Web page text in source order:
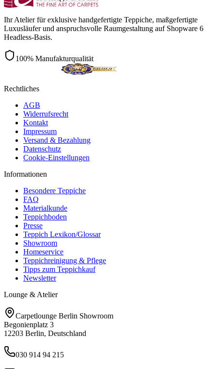
Ihr Atelier für exklusive handgefertigte Teppiche, maßgefertigte
Luxusläufer und anspruchsvolle Raumgestaltung auf Shopware 6
Headless-Basis.
100% Manufakturqualität
Rechtliches
AGB
Widerrufsrecht
Kontakt
Impressum
Versand & Bezahlung
Datenschutz
Cookie-Einstellungen
Informationen
Besondere Teppiche
FAQ
Materialkunde
Teppichboden
Presse
Teppich Lexikon/Glossar
Showroom
Homeservice
Teppichreinigung & Pflege
Tipps zum Teppichkauf
Newsletter
Lounge & Atelier
Carpetlounge Berlin Showroom
Begonienplatz 3
12203 Berlin, Deutschland
030 914 94 215